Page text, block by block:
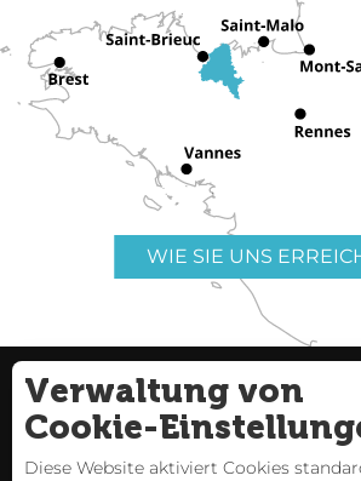
WIE SIE UNS
Nützliche Links
Seitenverzeichnis
Verwaltung von
Cookie-
Diese Website aktiviert Cookies